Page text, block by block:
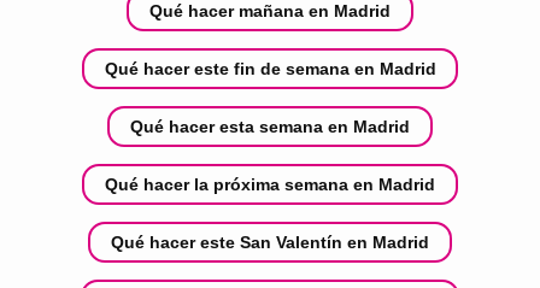
Qué hacer mañana en Madrid
Qué hacer este fin de semana en Madrid
Qué hacer esta semana en Madrid
Qué hacer la próxima semana en Madrid
Qué hacer este San Valentín en Madrid